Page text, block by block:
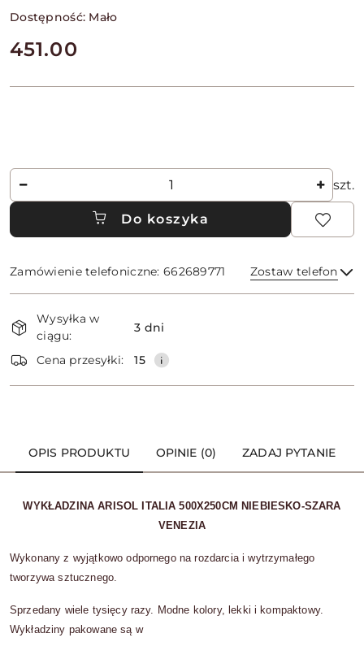
Dostępność: Mało
cena:
451.00
Ilość szt.
Do koszyka
Zamówienie telefoniczne: 662689771 Zostaw telefon
i
dostawa
Wysyłka w
ciągu:
3 dni
Cena przesyłki: 15
OPIS PRODUKTU OPINIE (0) ZADAJ PYTANIE
WYKŁADZINA ARISOL ITALIA 500X250CM NIEBIESKO-SZARA
VENEZIA
Wykonany z wyjątkowo odpornego na rozdarcia i wytrzymałego
tworzywa sztucznego.
Sprzedany wiele tysięcy razy. Modne kolory, lekki i kompaktowy.
Wykładziny pakowane są w